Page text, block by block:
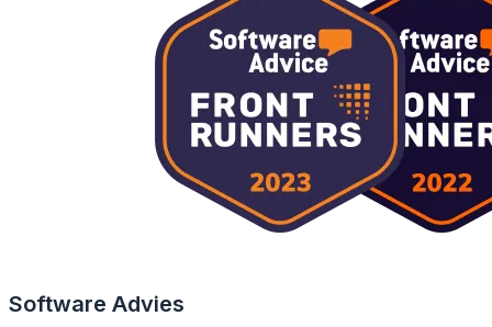
Software Advies